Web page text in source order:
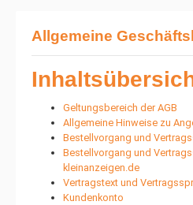
Allgemeine
Geltungsbereich der AGB
Allgemeine Hinweise zu
Bestellvorgang und
Bestellvorgang und
kleinanzeigen.de
Vertragstext und
Kundenkonto